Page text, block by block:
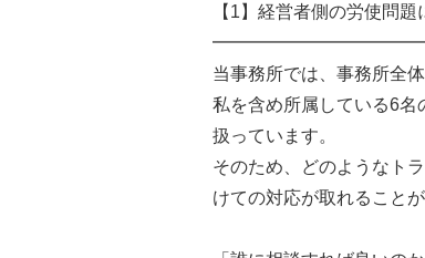
【1】経営者側の労使問
当事務所では、事務所全
私を含め所属している6名
扱っています。
そのため、どのようなト
けての対応が取れることが